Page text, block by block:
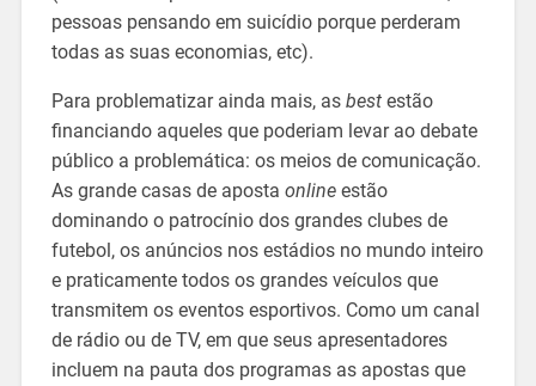
pessoas pensando em suicídio porque perderam
todas as suas economias, etc).
Para problematizar ainda mais, as bestestão
financiando aqueles que poderiam levar ao debate
público a problemática: os meios de comunicação.
As grande casas de aposta online estão
dominando o patrocínio dos grandes clubes de
futebol, os anúncios nos estádios no mundo inteiro
e praticamente todos os grandes veículos que
transmitem os eventos esportivos. Como um canal
de rádio ou de TV, em que seus apresentadores
incluem na pauta dos programas as apostas que